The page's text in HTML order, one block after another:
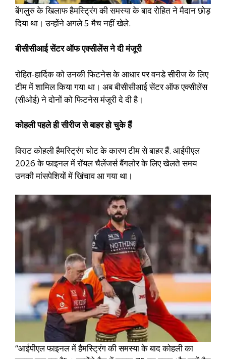
बेंगलुरु के खिलाफ हैमस्ट्रिंग की समस्या के बाद रोहित ने मैदान छोड़
दिया था। उन्होंने अगले 5 मैच नहीं खेले.
बीसीसीआई सेंटर ऑफ एक्सीलेंस ने दी मंजूरी
रोहित-हार्दिक को उनकी फिटनेस के आधार पर वनडे सीरीज के लिए
टीम में शामिल किया गया था। अब बीसीसीआई सेंटर ऑफ एक्सीलेंस
(सीओई) ने दोनों को फिटनेस मंजूरी दे दी है।
कोहली पहले ही सीरीज से बाहर हो चुके हैं
विराट कोहली हैमस्ट्रिंग चोट के कारण टीम से बाहर हैं. आईपीएल
2026 के फाइनल में रॉयल चैलेंजर्स बैंगलोर के लिए खेलते समय
उनकी मांसपेशियों में खिंचाव आ गया था।
“आईपीएल फाइनल में हैमस्ट्रिंग की समस्या के बाद कोहली का